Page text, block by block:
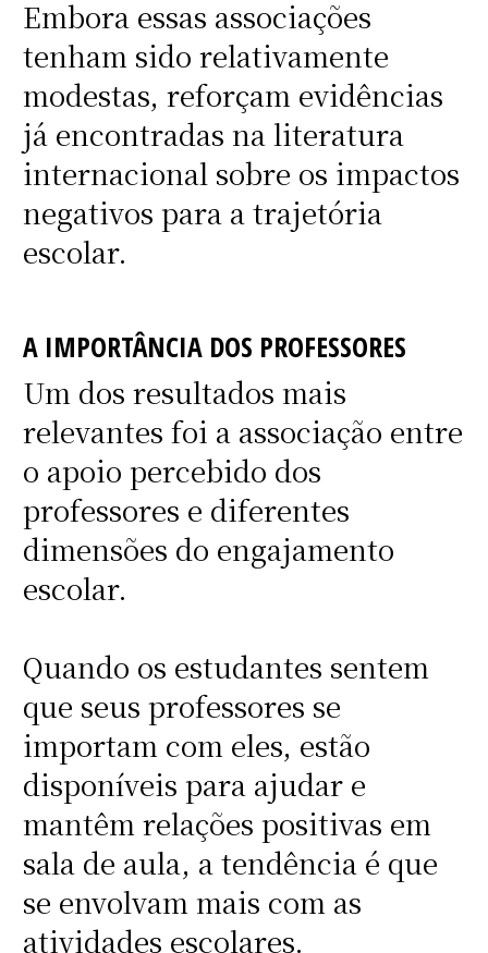
Embora essas associações
tenham sido relativamente
modestas, reforçam evidências
já encontradas na literatura
internacional sobre os impactos
negativos para a trajetória
escolar.
A IMPORTÂNCIA DOS PROFESSORES
Um dos resultados mais
relevantes foi a associação entre
o apoio percebido dos
professores e diferentes
dimensões do engajamento
escolar.
Quando os estudantes sentem
que seus professores se
importam com eles, estão
disponíveis para ajudar e
mantêm relações positivas em
sala de aula, a tendência é que
se envolvam mais com as
atividades escolares.